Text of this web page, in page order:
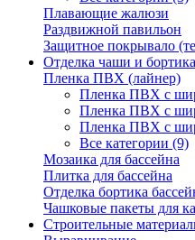
Плавающие жалюзи
Раздвижной павильон
Защитное покрывало
Отделка чаши и бортика
Пленка ПВХ (лайнер)
Пленка ПВХ с
Пленка ПВХ с
Пленка ПВХ с
Все категории (9)
Мозаика для бассейна
Плитка для бассейна
Отделка бортика
Чашковые пакеты для
Строительные